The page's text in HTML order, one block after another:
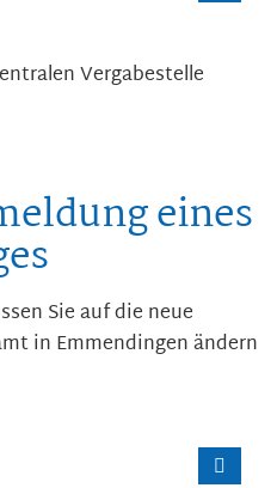
Vergabestelle
eines
Sie auf die neue
in Emmendingen ändern